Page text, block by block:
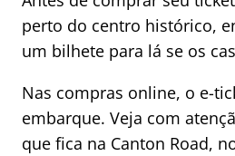
perto do centro histórico,
um bilhete para lá se os
Nas compras online, o e-
embarque. Veja com
que fica na Canton Road,